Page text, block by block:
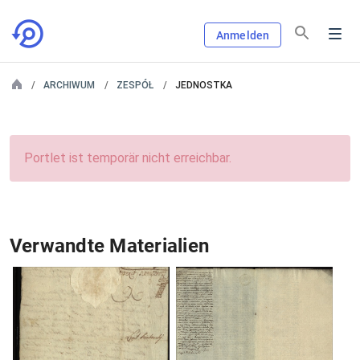
Anmelden
ARCHIWUM ZESPÓŁ JEDNOSTKA
Portlet ist temporär nicht erreichbar.
Verwandte Materialien